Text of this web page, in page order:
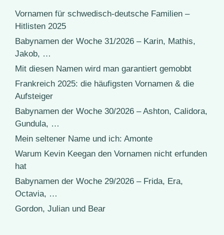
Vornamen für schwedisch-deutsche Familien –
Hitlisten 2025
Babynamen der Woche 31/2026 – Karin, Mathis,
Jakob, …
Mit diesen Namen wird man garantiert gemobbt
Frankreich 2025: die häufigsten Vornamen & die
Aufsteiger
Babynamen der Woche 30/2026 – Ashton, Calidora,
Gundula, …
Mein seltener Name und ich: Amonte
Warum Kevin Keegan den Vornamen nicht erfunden
hat
Babynamen der Woche 29/2026 – Frida, Era,
Octavia, …
Gordon, Julian und Bear